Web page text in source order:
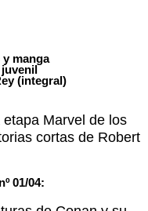
manga
(integral)
Marvel de los
cortas de Robert
01/04: